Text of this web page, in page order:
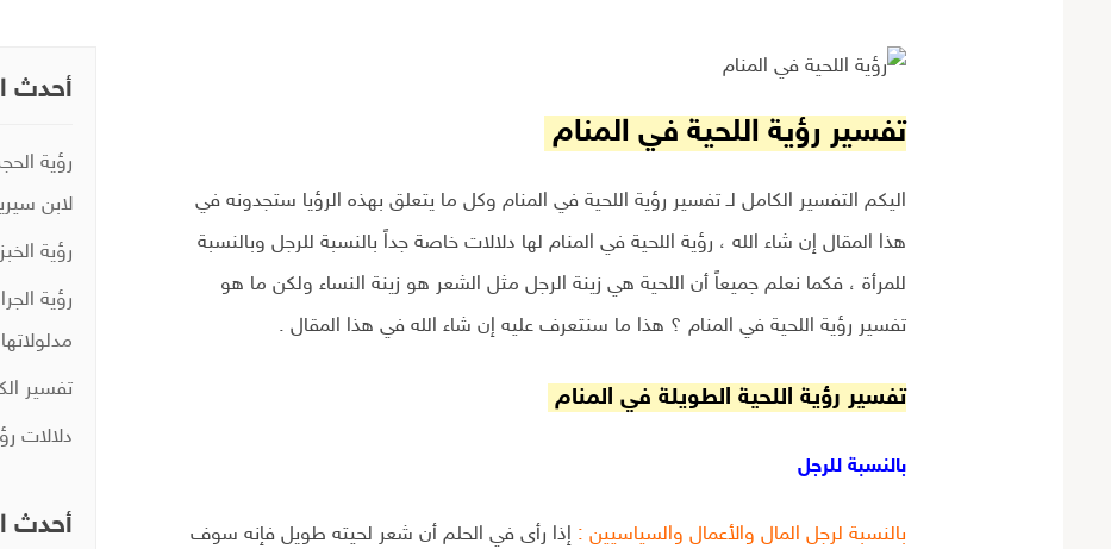
تفسير رؤية اللحية في المنام
اليكم التفسير الكامل لـ تفسير رؤية اللحية في المنام وكل ما يتعلق بهذه الرؤيا ستجدونه في
هذا المقال إن شاء الله ، رؤية اللحية في المنام لها دلالات خاصة جداً بالنسبة للرجل وبالنسبة
للمرأة ، فكما نعلم جميعاً أن اللحية هي زينة الرجل مثل الشعر هو زينة النساء ولكن ما هو
تفسير رؤية اللحية في المنام ؟ هذا ما سنتعرف عليه إن شاء الله في هذا المقال .
تفسير رؤية اللحية الطويلة في المنام
بالنسبة للرجل
بالنسبة لرجل المال والأعمال والسياسيين : إذا رأى في الحلم أن شعر لحيته طويل فإنه سوف
أحدث
رؤية
لابن
رؤية
رؤية
مدلولاتها
تفسير
دلالات
أحدث